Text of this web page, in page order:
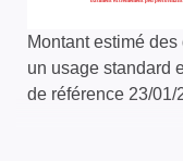
Montant estimé
un usage standard
de référence 23/01/